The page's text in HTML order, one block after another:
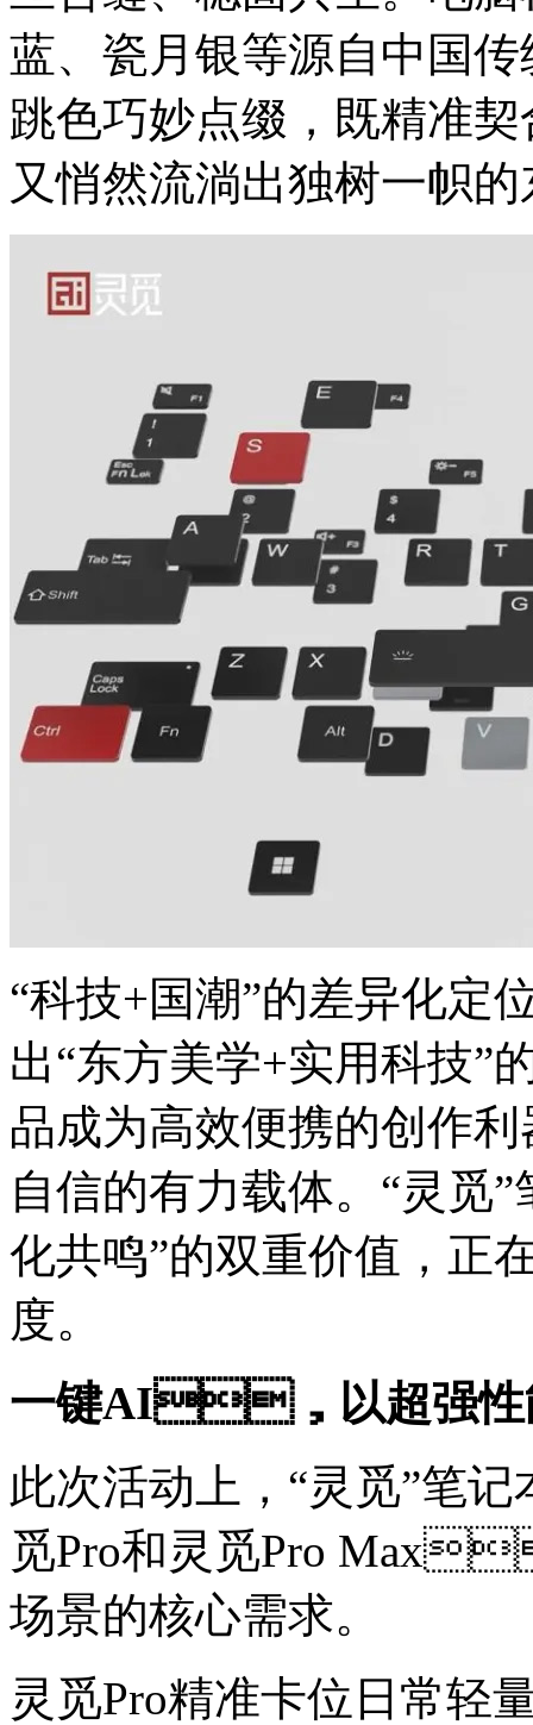
蓝、瓷月银等源自中国
跳色巧妙点缀，既精准
又悄然流淌出独树一帜
“科技+国潮”的差异化定位
出“东方美学+实用科技”
品成为高效便携的创作利
自信的有力载体。“灵觅
化共鸣”的双重价值，
度。
一键AI，以超强性
此次活动上，“灵觅”
觅Pro和灵觅Pro Max
场景的核心需求。
灵觅Pro精准卡位日常轻量